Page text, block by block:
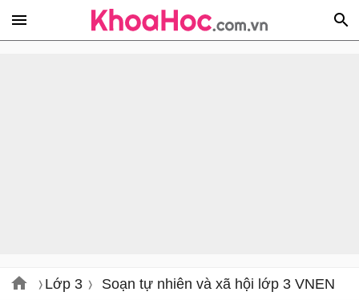
Lớp 3 Soạn tự nhiên và xã hội lớp 3 VNEN